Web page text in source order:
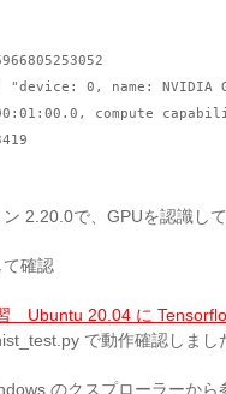
0, name: NVIDIA
compute
2.20.0で、GPUを認識して
確認
Ubuntu 20.04 に
で動作確認しまし
のクスプローラーから